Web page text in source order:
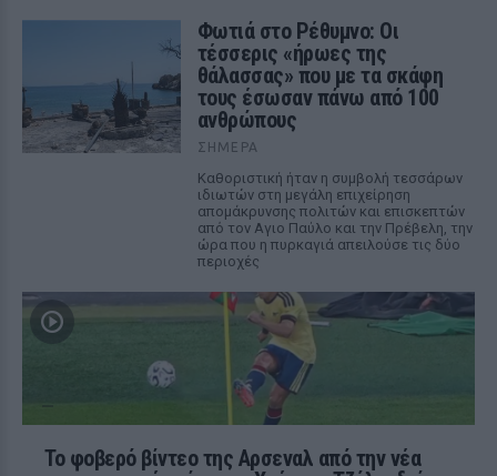
Φωτιά στο Ρέθυμνο: Οι
τέσσερις «ήρωες της
θάλασσας» που με τα σκάφη
τους έσωσαν πάνω από 100
ανθρώπους
ΣΉΜΕΡΑ
Καθοριστική ήταν η συμβολή τεσσάρων
ιδιωτών στη μεγάλη επιχείρηση
απομάκρυνσης πολιτών και επισκεπτών
από τον Αγιο Παύλο και την Πρέβελη, την
ώρα που η πυρκαγιά απειλούσε τις δύο
περιοχές
Το φοβερό βίντεο της Αρσεναλ από την νέα